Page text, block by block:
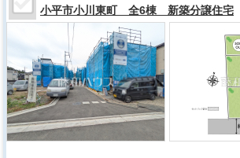
小平市小川東町 全6棟 新築分譲住宅